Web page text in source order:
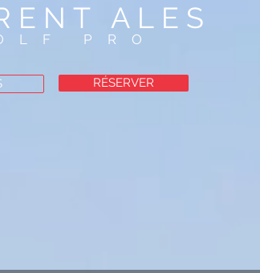
ALES
PRO
RÉSERVER